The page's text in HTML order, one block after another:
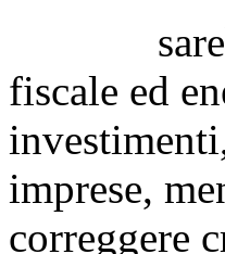
sarebbe
fiscale ed
imprese,
correggere